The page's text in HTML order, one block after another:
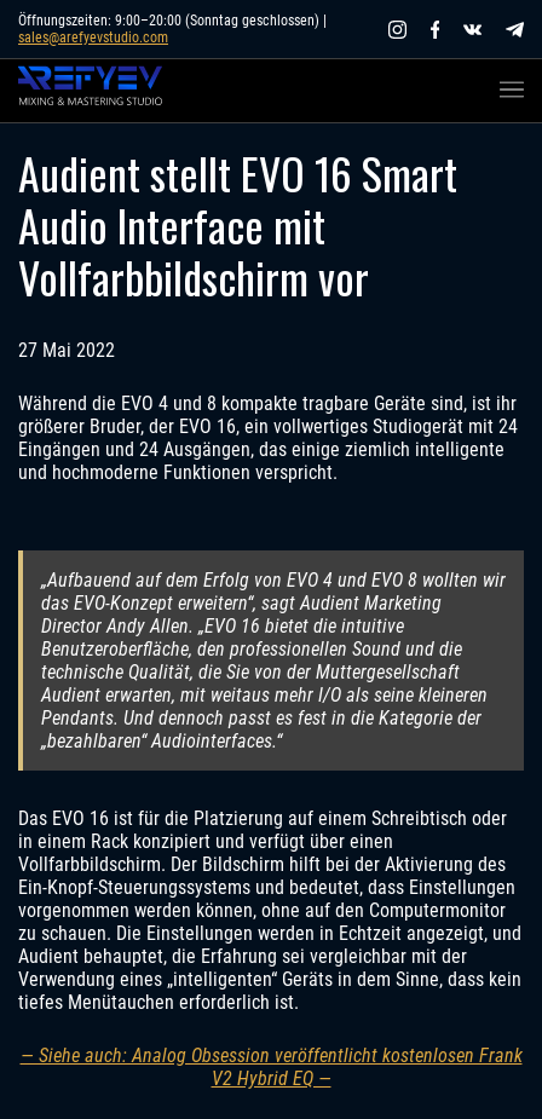
Skip
content
Öffnungszeiten: 9:00–20:00 (Sonntag geschlossen) |
sales@arefyevstudio.com
Audient stellt EVO 16 Smart
Audio Interface mit
Vollfarbbildschirm vor
27 Mai 2022
Während die EVO 4 und 8 kompakte tragbare Geräte sind, ist ihr
größerer Bruder, der EVO 16, ein vollwertiges Studiogerät mit 24
Eingängen und 24 Ausgängen, das einige ziemlich intelligente
und hochmoderne Funktionen verspricht.
„Aufbauend auf dem Erfolg von EVO 4 und EVO 8 wollten wir
das EVO-Konzept erweitern“, sagt Audient Marketing
Director Andy Allen. „EVO 16 bietet die intuitive
Benutzeroberfläche, den professionellen Sound und die
technische Qualität, die Sie von der Muttergesellschaft
Audient erwarten, mit weitaus mehr I/O als seine kleineren
Pendants. Und dennoch passt es fest in die Kategorie der
„bezahlbaren“ Audiointerfaces.“
Das EVO 16 ist für die Platzierung auf einem Schreibtisch oder
in einem Rack konzipiert und verfügt über einen
Vollfarbbildschirm. Der Bildschirm hilft bei der Aktivierung des
Ein-Knopf-Steuerungssystems und bedeutet, dass Einstellungen
vorgenommen werden können, ohne auf den Computermonitor
zu schauen. Die Einstellungen werden in Echtzeit angezeigt, und
Audient behauptet, die Erfahrung sei vergleichbar mit der
Verwendung eines „intelligenten“ Geräts in dem Sinne, dass kein
tiefes Menütauchen erforderlich ist.
— Siehe auch: Analog Obsession veröffentlicht kostenlosen Frank
V2 Hybrid EQ —